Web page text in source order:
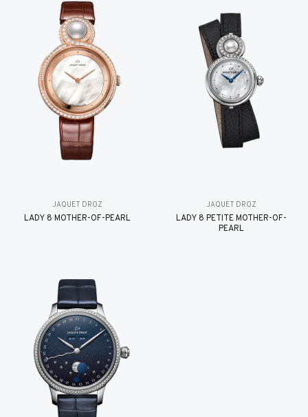
JAQUET DROZ
LADY 8 MOTHER-OF-PEARL
JAQUET DROZ
LADY 8 PETITE MOTHER-OF-
PEARL